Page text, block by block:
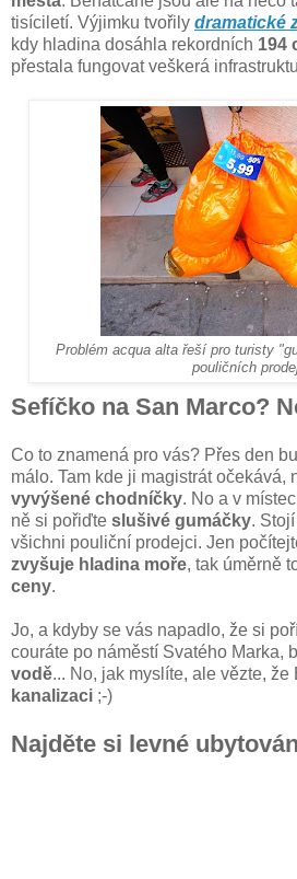
tisíciletí. Výjimku tvořily dramatické
kdy hladina dosáhla rekordních 194
přestala fungovat veškerá
Problém acqua alta řeší pro turisty
pouličních
Sefíčko na San Marco?
Co to znamená pro vás? Přes den
málo. Tam kde ji magistrát očekává,
vyvýšené chodníčky. No a v
ně si pořiďte slušivé gumáčky.
všichni pouliční prodejci. Jen
zvyšuje hladina moře, tak úměrně
ceny.
Jo, a kdyby se vás napadlo, že si
couráte po náměstí Svatého Marka,
vodě... No, jak myslíte, ale vězte, že
kanalizaci ;-)
Najděte si levné